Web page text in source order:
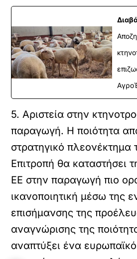
5. Αριστεία στην
παραγωγή. Η ποιότητα
στρατηγικό
Επιτροπή θα καταστήσει
ΕΕ στην παραγωγή πιο
ικανοποιητική μέσω της
επισήμανσης της
αναγνώρισης της
αναπτύξει ένα